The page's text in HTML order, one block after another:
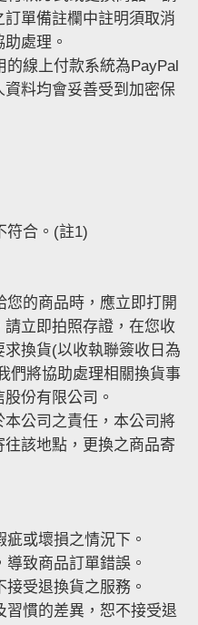
單備註欄中註明須取消
處理。
線上付款系統為PayPal
料均會妥善受到加密保
符合。(註1)
的商品時，應立即打開
立即拍照存證，在您收
換貨(以收執聯簽收日為
們將協助處理相關換貨事
份有限公司。
公司之責任，本公司將
該地點，更換之商品寄
或壞損之情況下。
致商品訂單錯誤。
受退換貨之服務。
慣的差異，恕不接受退